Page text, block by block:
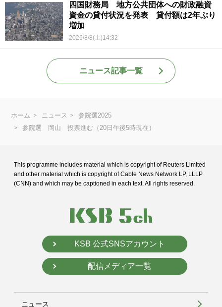
四国財務局 地方公共団体への財政融資
資金の貸付状況を発表 貸付額は2年ぶり
増加
2026/8/8(土)14:32
ニュース記事一覧
ホーム ニュース
参院選2025
参院選 岡山 投票進む（20日午後5時現在）
This programme includes material which is copyright of Reuters Limited
and other material which is copyright of Cable News Network LP, LLLP
(CNN) and which may be captioned in each text. All rights reserved.
KSB 公式SNSアカウント
配信メディア一覧
ニュース